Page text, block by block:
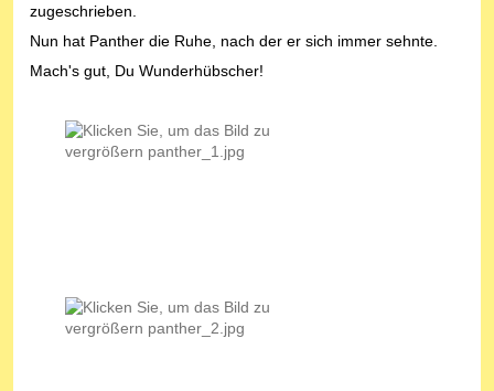
zugeschrieben.
Nun hat Panther die Ruhe, nach der er sich immer sehnte.
Mach's gut, Du Wunderhübscher!